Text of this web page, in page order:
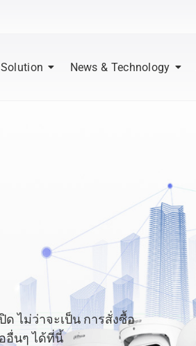
Solution News & Technology
ไม่ว่าจะเป็น การสั่งซื้อ
อื่นๆ ได้ที่นี้